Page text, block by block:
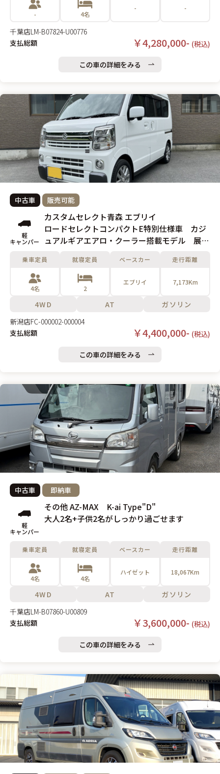
- 4名
- -
千葉店LM-B07824-U00776
支払総額
￥4,280,000- (税込)
この車の詳細をみる
中古車 販売可能
軽
キャンパー
カスタムセレクト青森 エブリイ
ロードセレクトコンパクトE特別仕様車 カジ
ュアルギアエアロ・クーラー搭載モデル 展示
乗車定員
4名
就寝定員
2
ベースカー
エブリイ
走行距離
7,173Km
4WD AT
ガソリン
新潟店FC-000002-000004
支払総額
￥4,400,000- (税込)
この車の詳細をみる
中古車 即納車
軽
キャンパー
その他 AZ-MAX K-ai Type"D"
大人2名+子供2名がしっかり過ごせます
乗車定員
4名
就寝定員
4名
ベースカー
ハイゼット
走行距離
18,067Km
4WD AT
ガソリン
千葉店LM-B07860-U00809
支払総額
￥3,600,000- (税込)
この車の詳細をみる